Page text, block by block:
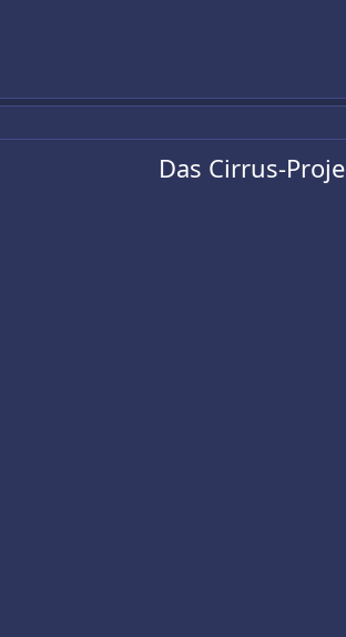
Das Cirrus-